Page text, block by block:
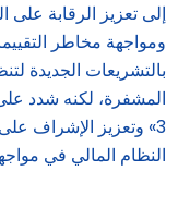
إلى تعزيز الرقابة
ومواجهة مخاطر
بالتشريعات الجديدة
المشفرة، لكنه شدد
3» وتعزيز الإشراف
النظام المالي في